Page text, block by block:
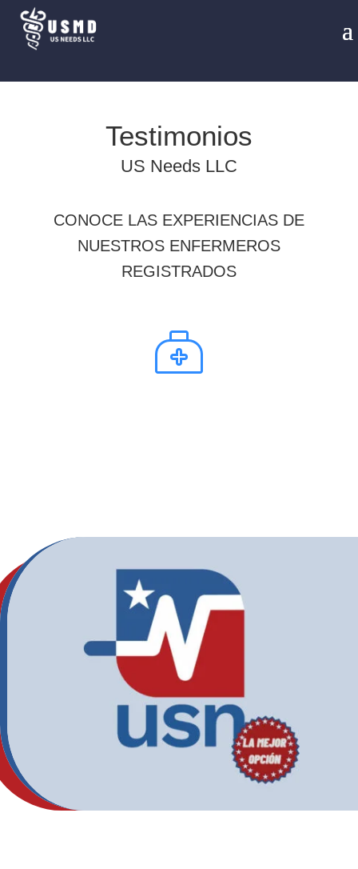
Testimonios
US Needs LLC
CONOCE LAS EXPERIENCIAS DE
NUESTROS ENFERMEROS
REGISTRADOS